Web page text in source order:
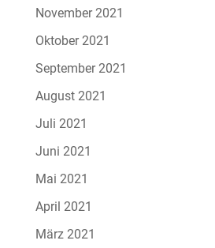
November 2021
Oktober 2021
September 2021
August 2021
Juli 2021
Juni 2021
Mai 2021
April 2021
März 2021